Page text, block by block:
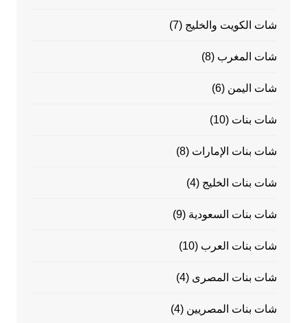
شات الكويت والخليج (7)
شات المغرب (8)
شات اليمن (6)
شات بنات (10)
شات بنات الإمارات (8)
شات بنات الخليج (4)
شات بنات السعودية (9)
شات بنات العرب (10)
شات بنات المصرى (4)
شات بنات المصريين (4)